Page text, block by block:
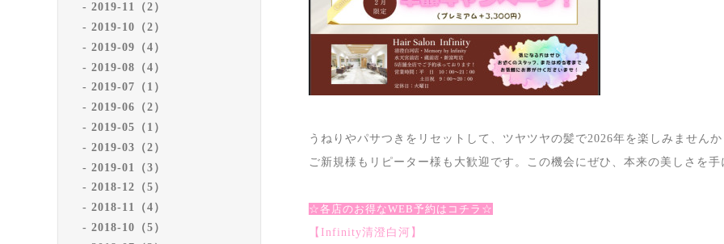
2019-11（2）
2019-10（2）
2019-09（4）
2019-08（4）
2019-07（1）
2019-06（2）
2019-05（1）
2019-03（2）
2019-01（3）
2018-12（5）
2018-11（4）
2018-10（5）
うねりやパサつきをリセットして、ツヤツヤの髪で2026年を楽しみませんか
ご新規様もリピーター様も大歓迎です。この機会にぜひ、本来の美しさを手
☆各店のお得なWEB予約はコチラ☆
【Infinity清澄白河】